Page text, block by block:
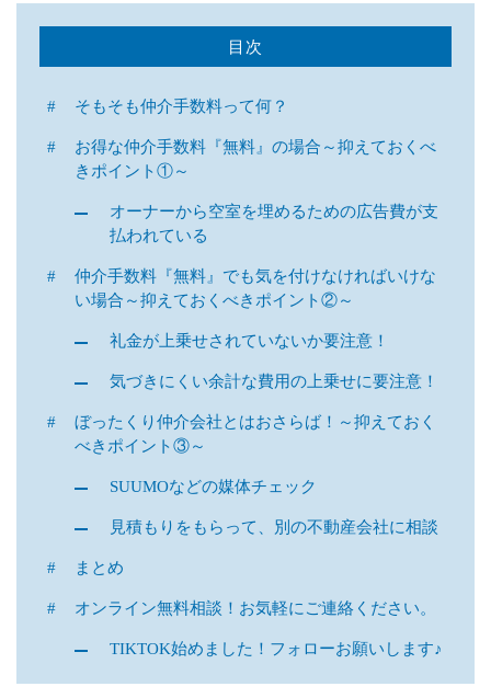
目次
そもそも仲介手数料って何？
お得な仲介手数料『無料』の場合～抑えておくべ
きポイント①～
オーナーから空室を埋めるための広告費が支
払われている
仲介手数料『無料』でも気を付けなければいけな
い場合～抑えておくべきポイント②～
礼金が上乗せされていないか要注意！
気づきにくい余計な費用の上乗せに要注意！
ぼったくり仲介会社とはおさらば！～抑えておく
べきポイント③～
SUUMOなどの媒体チェック
見積もりをもらって、別の不動産会社に相談
まとめ
オンライン無料相談！お気軽にご連絡ください。
TIKTOK始めました！フォローお願いします♪